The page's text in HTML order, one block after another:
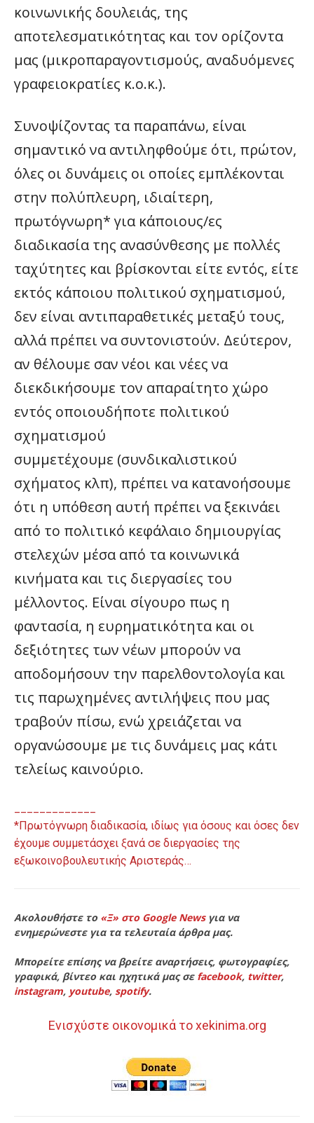
κοινωνικής δουλειάς, της
αποτελεσματικότητας και τον ορίζοντα
μας (μικροπαραγοντισμούς, αναδυόμενες
γραφειοκρατίες κ.ο.κ.).
Συνοψίζοντας τα παραπάνω, είναι
σημαντικό να αντιληφθούμε ότι, πρώτον,
όλες οι δυνάμεις οι οποίες εμπλέκονται
στην πολύπλευρη, ιδιαίτερη,
πρωτόγνωρη* για κάποιους/ες
διαδικασία της ανασύνθεσης με πολλές
ταχύτητες και βρίσκονται είτε εντός, είτε
εκτός κάποιου πολιτικού σχηματισμού,
δεν είναι αντιπαραθετικές μεταξύ τους,
αλλά πρέπει να συντονιστούν. Δεύτερον,
αν θέλουμε σαν νέοι και νέες να
διεκδικήσουμε τον απαραίτητο χώρο
εντός οποιουδήποτε πολιτικού
σχηματισμού
συμμετέχουμε (συνδικαλιστικού
σχήματος κλπ), πρέπει να κατανοήσουμε
ότι η υπόθεση αυτή πρέπει να ξεκινάει
από το πολιτικό κεφάλαιο δημιουργίας
στελεχών μέσα από τα κοινωνικά
κινήματα και τις διεργασίες του
μέλλοντος. Είναι σίγουρο πως η
φαντασία, η ευρηματικότητα και οι
δεξιότητες των νέων μπορούν να
αποδομήσουν την παρελθοντολογία και
τις παρωχημένες αντιλήψεις που μας
τραβούν πίσω, ενώ χρειάζεται να
οργανώσουμε με τις δυνάμεις μας κάτι
τελείως καινούριο.
*Πρωτόγνωρη διαδικασία, ιδίως για όσους και όσες δεν
έχουμε συμμετάσχει ξανά σε διεργασίες της
εξωκοινοβουλευτικής Αριστεράς…
Ακολουθήστε το «Ξ» στο Google Newsγια να
ενημερώνεστε για τα τελευταία άρθρα μας.
Μπορείτε επίσης να βρείτε αναρτήσεις, φωτογραφίες,
γραφικά, βίντεο και ηχητικά μας σε facebook, twitter,
instagram, youtube, spotify.
Ενισχύστε οικονομικά το xekinima.org